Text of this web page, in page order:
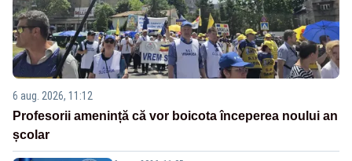
6 aug. 2026, 11:12
Profesorii amenință că vor boicota începerea noului an
școlar